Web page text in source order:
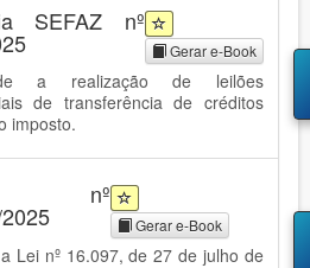
SEFAZ nº
Gerar e-Book
a realização de leilões
de transferência de créditos
imposto.
nº
Gerar e-Book
Lei nº 16.097, de 27 de julho de